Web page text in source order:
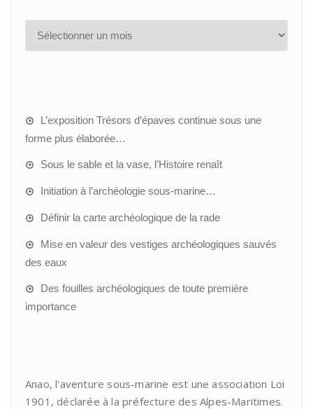
L’exposition Trésors d’épaves continue sous une
forme plus élaborée…
Sous le sable et la vase, l’Histoire renaît
Initiation à l’archéologie sous-marine…
Définir la carte archéologique de la rade
Mise en valeur des vestiges archéologiques sauvés
des eaux
Des fouilles archéologiques de toute première
importance
Anao, l'aventure sous-marine est une association Loi
1901, déclarée à la préfecture des Alpes-Maritimes.